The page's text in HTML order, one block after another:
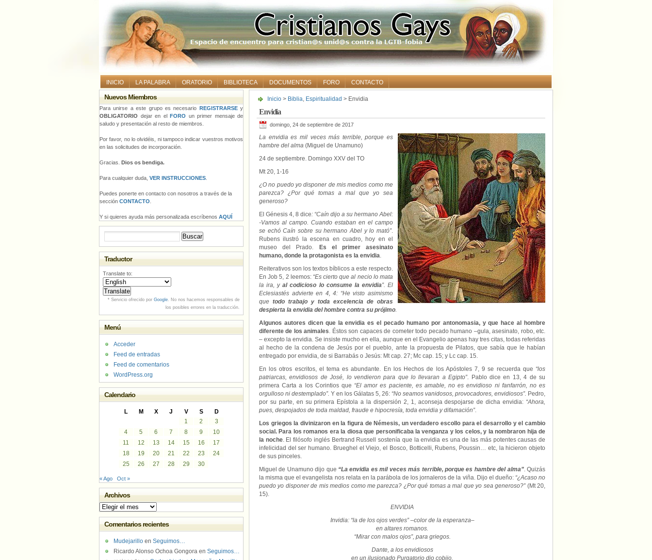
INICIO LA PALABRA ORATORIO BIBLIOTECA DOCUMENTOS FORO CONTACTO
Inicio > Biblia, Espiritualidad > Envidia
Envidia
domingo, 24 de septiembre de 2017
La envidia es mil veces más terrible, porque es
hambre del alma (Miguel de Unamuno)
24 de septiembre. Domingo XXV del TO
Mt 20, 1-16
¿O no puedo yo disponer de mis medios como me
parezca? ¿Por qué tomas a mal que yo sea
generoso?
El Génesis 4, 8 dice: “Caín dijo a su hermano Abel:
-Vamos al campo. Cuando estaban en el campo
se echó Caín sobre su hermano Abel y lo mató”.
Rubens ilustró la escena en cuadro, hoy en el
museo del Prado.
Es el primer asesinato
humano, donde la protagonista es la envidia.
Reiterativos son los textos bíblicos a este respecto.
En Job 5, 2 leemos: “Es cierto que al necio lo mata
la ira, yal codicioso lo consume la envidia”. El
Eclesiastés advierte en 4, 4: “He visto asimismo
que todo trabajo y toda excelencia de obras
despierta la envidia del hombre contra su prójimo.
Algunos autores dicen que la envidia es el pecado humano por antonomasia, y que hace al hombre
diferente de los animales. Éstos son capaces de cometer todo pecado humano –gula, asesinato, robo, etc.
– excepto la envidia. Se insiste mucho en ella, aunque en el Evangelio apenas hay tres citas, todas referidas
al hecho de la condena de Jesús por el pueblo, ante la propuesta de Pilatos, que sabía que le habían
entregado por envidia, de si Barrabás o Jesús: Mt cap. 27; Mc cap. 15; y Lc cap. 15.
En los otros escritos, el tema es abundante. En los Hechos de los Apóstoles 7, 9 se recuerda que “los
patriarcas, envidiosos de José, lo vendieron para que lo llevaran a Egipto”. Pablo dice en 13, 4 de su
primera Carta a los Corintios que “El amor es paciente, es amable, no es envidioso ni fanfarrón, no es
orgulloso ni destemplado”. Y en los Gálatas 5, 26: “No seamos vanidosos, provocadores, envidiosos”. Pedro,
por su parte, en su primera Epístola a la dispersión 2, 1, aconseja despojarse de dicha envidia: “Ahora,
pues, despojados de toda maldad, fraude e hipocresía, toda envidia y difamación”.
Los griegos la divinizaron en la figura de Némesis, un verdadero escollo para el desarrollo y el cambio
social. Para los romanos era la diosa que personificaba la venganza y los celos, y la nombraron hija de
la noche. El filósofo inglés Bertrand Russell sostenía que la envidia es una de las más potentes causas de
infelicidad del ser humano. Brueghel el Viejo, el Bosco, Botticelli, Rubens, Poussin… etc, la hicieron objeto
de sus pinceles.
Miguel de Unamuno dijo que “La envidia es mil veces más terrible, porque es hambre del alma”. Quizás
la misma que el evangelista nos relata en la parábola de los jornaleros de la viña. Dijo el dueño: “¿Acaso no
puedo yo disponer de mis medios como me parezca? ¿Por qué tomas a mal que yo sea generoso?” (Mt 20,
15).
ENVIDIA
Invidia: “la de los ojos verdes”–color de la esperanza–
en altares romanos.
“Mirar con malos ojos”, para griegos.
Dante, a los envidiosos
en un ilusionado Purgatorio dio cobijo.
Nuevos Miembros
Para unirse a este grupo es necesario REGISTRARSEy
OBLIGATORIO dejar en el FORO un primer mensaje de
saludo y presentación al resto de miembros.
Por favor, no lo olvidéis, ni tampoco indicar vuestros motivos
en las solicitudes de incorporación.
Gracias. Dios os bendiga.
Para cualquier duda, VER INSTRUCCIONES
Puedes ponerte en contacto con nosotros a través de la
sección CONTACTO
Y si quieres ayuda más personalizada escríbenos AQUÍ
Traductor
Translate to:
* Servicio ofrecido por Google. No nos hacemos responsables de
los posibles errores en la traducción.
Menú
Acceder
Feed de entradas
Feed de comentarios
WordPress.org
Calendario
L M X J V S
D
1
2
3
4
5 6 7 8 9
10
11
12 13 14 15 16
17
18
19 20 21 22 23
24
25
26 27 28 29 30
« Ago Oct »
Archivos
Archivos
Comentarios recientes
Mudejarillo en Seguimos…
Ricardo Alonso Ochoa Gongora en Seguimos…